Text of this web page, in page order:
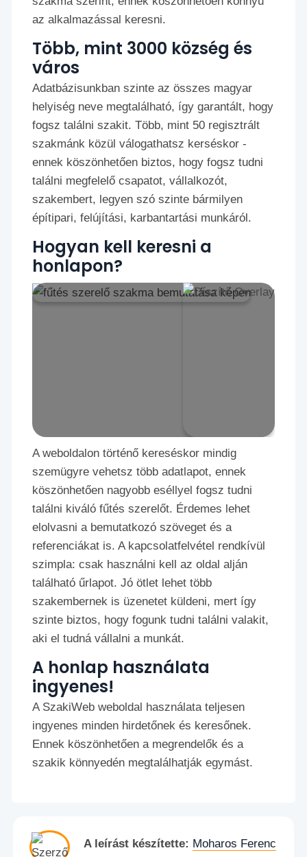
az alkalmazással keresni.
Több, mint 3000 község és
város
Adatbázisunkban szinte az összes magyar
helyiség neve megtalálható, így garantált, hogy
fogsz találni szakit. Több, mint 50 regisztrált
szakmánk közül válogathatsz kerséskor -
ennek köszönhetően biztos, hogy fogsz tudni
találni megfelelő csapatot, vállalkozót,
szakembert, legyen szó szinte bármilyen
építipari, felújítási, karbantartási munkáról.
Hogyan kell keresni a
honlapon?
A weboldalon történő kereséskor mindig
szemügyre vehetsz több adatlapot, ennek
köszönhetően nagyobb eséllyel fogsz tudni
találni kiváló fűtés szerelőt. Érdemes lehet
elolvasni a bemutatkozó szöveget és a
referenciákat is. A kapcsolatfelvétel rendkívül
szimpla: csak használni kell az oldal alján
található űrlapot. Jó ötlet lehet több
szakembernek is üzenetet küldeni, mert így
szinte biztos, hogy fogunk tudni találni valakit,
aki el tudná vállalni a munkát.
A honlap használata
ingyenes!
A SzakiWeb weboldal használata teljesen
ingyenes minden hirdetőnek és keresőnek.
Ennek köszönhetően a megrendelők és a
szakik könnyedén megtalálhatják egymást.
A leírást készítette: Moharos Ferenc